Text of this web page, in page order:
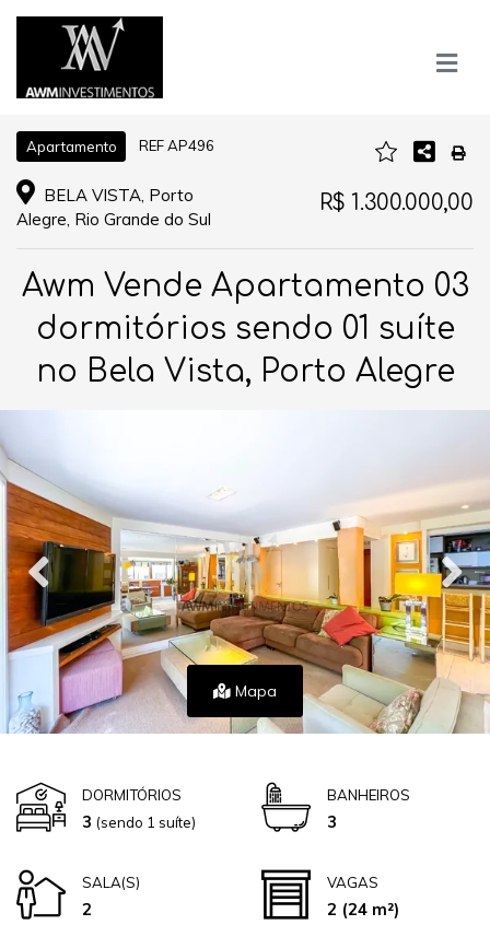
Apartamento REF AP496
BELA VISTA, Porto
Alegre, Rio Grande do Sul
R$ 1.300.000,00
Awm Vende Apartamento 03
dormitórios sendo 01 suíte
no Bela Vista, Porto Alegre
Mapa
DORMITÓRIOS
3 (sendo 1 suíte)
BANHEIROS
3
SALA(S)
2
VAGAS
2 (24 m²)